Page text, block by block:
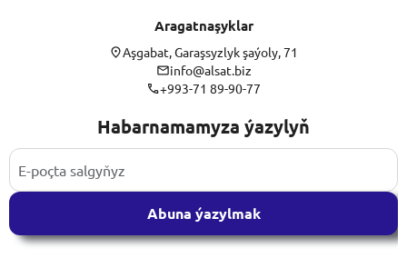
Aragatnaşyklar
Aşgabat, Garaşsyzlyk şaýoly, 71
info@alsat.biz
+993-71 89-90-77
Habarnamamyza ýazylyň
Abuna ýazylmak